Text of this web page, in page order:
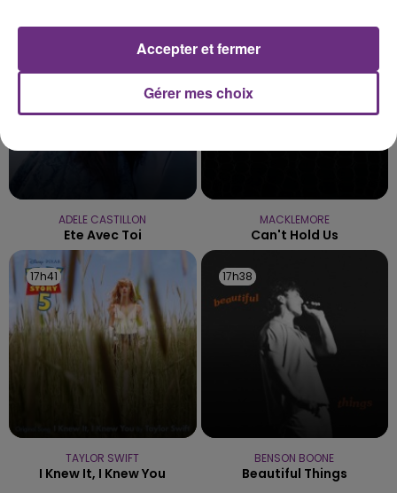
ADELE CASTILLON
Ete Avec Toi
MACKLEMORE
Can't Hold Us
17h41
17h41
TAYLOR SWIFT
I Knew It, I Knew You
17h38
17h38
BENSON BOONE
Beautiful Things
Gérer mes choix
Accepter et fermer